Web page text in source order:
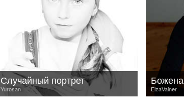
Yurosan
Случайный портрет
ElzaVainer
Божена